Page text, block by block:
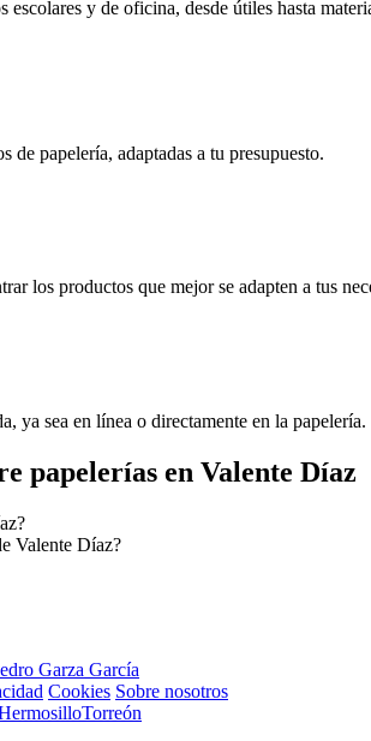
y de oficina, desde útiles hasta
de papelería, adaptadas a tu presupuesto.
los productos que mejor se adapten a tus
ya sea en línea o directamente en la papelería.
papelerías en Valente Díaz
Valente Díaz?
Garza García
Cookies Sobre nosotros
Torreón